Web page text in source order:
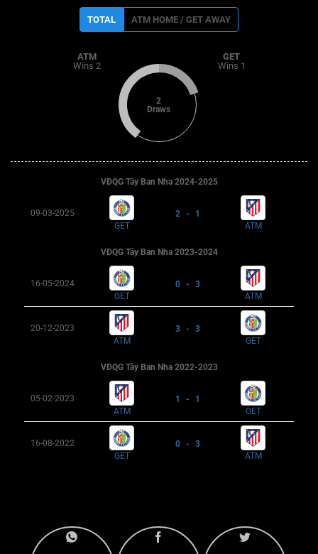
TOTAL ATM HOME / GET AWAY
ATM
Wins 2
2
Draws
GET
Wins 1
VĐQG Tây Ban Nha 2024-2025
09-03-2025
GET
2 - 1
ATM
VĐQG Tây Ban Nha 2023-2024
16-05-2024
GET
0 - 3
ATM
20-12-2023
ATM
3 - 3
GET
VĐQG Tây Ban Nha 2022-2023
05-02-2023
ATM
1 - 1
GET
16-08-2022
GET
0 - 3
ATM